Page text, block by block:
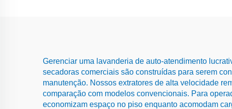
Gerenciar uma lavanderia de auto-atendimento
secadoras comerciais são construídas para serem
manutenção. Nossos extratores de alta velocidade
comparação com modelos convencionais. Para
economizam espaço no piso enquanto acomodam